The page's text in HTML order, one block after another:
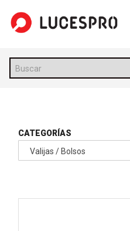
content
Búsqueda
de
productos
CATEGORÍAS
Valijas / Bolsos